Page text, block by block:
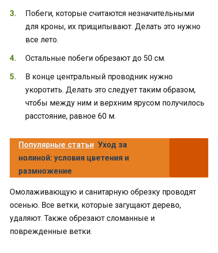
Побеги, которые считаются незначительными
для кроны, их прищипывают. Делать это нужно
все лето.
Остальные побеги обрезают до 50 см.
В конце центральный проводник нужно
укоротить. Делать это следует таким образом,
чтобы между ним и верхним ярусом получилось
расстояние, равное 60 м.
Популярные статьи Уход за
нолиной: условия цветения и
размножение
Омолаживающую и санитарную обрезку проводят
осенью. Все ветки, которые загущают дерево,
удаляют. Также обрезают сломанные и
поврежденные ветки.